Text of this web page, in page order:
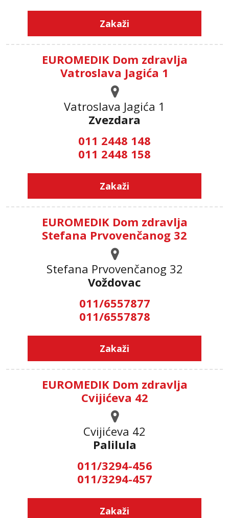
Zakaži
EUROMEDIK Dom zdravlja
Vatroslava Jagića 1
Vatroslava Jagića 1
Zvezdara
011 2448 148
011 2448 158
Zakaži
EUROMEDIK Dom zdravlja
Stefana Prvovenčanog 32
Stefana Prvovenčanog 32
Voždovac
011/6557877
011/6557878
Zakaži
EUROMEDIK Dom zdravlja
Cvijićeva 42
Cvijićeva 42
Palilula
011/3294-456
011/3294-457
Zakaži